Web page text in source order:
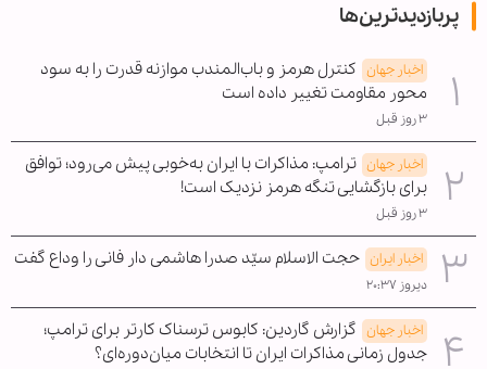
پربازدیدترین‌ها
اخبار جهان کنترل هرمز و باب‌المندب موازنه قدرت را به سود
محور مقاومت تغییر داده است
۳ روز قبل
اخبار جهان ترامپ: مذاکرات با ایران به‌خوبی پیش می‌رود؛ توافق
برای بازگشایی تنگه هرمز نزدیک است!
۳ روز قبل
اخبار ایران حجت الاسلام سیّد صدرا هاشمی دار فانی را وداع گفت
دیروز ۲۰:۳۷
اخبار جهان گزارش گاردین: کابوس ترسناک کارتر برای ترامپ؛
جدول زمانی مذاکرات ایران تا انتخابات میان‌دوره‌ای؟